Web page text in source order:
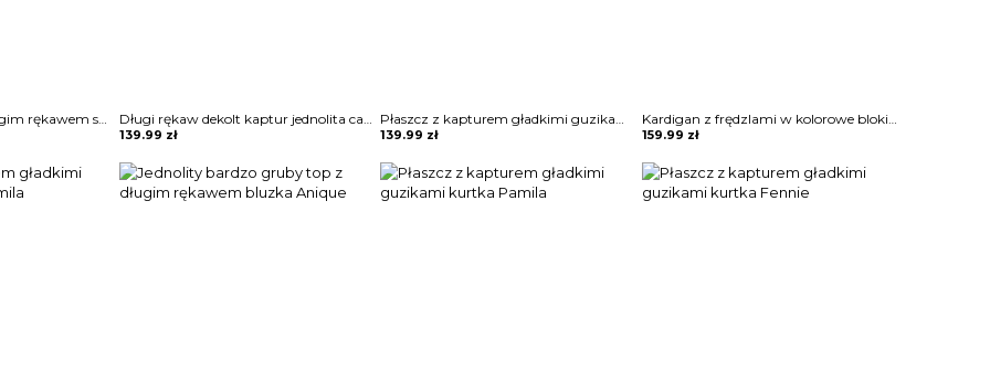
Bluza z kapturem długim rękawem sukienka Marje
139.99 zł 139.99 zł 159.99 zł